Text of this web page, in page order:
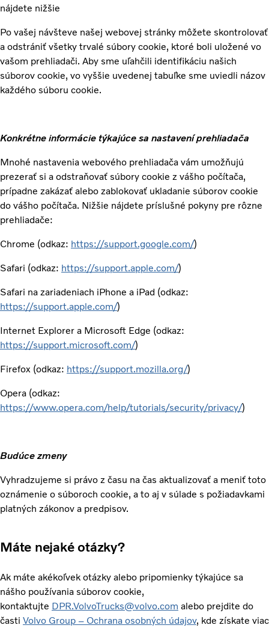
nájdete nižšie
Po vašej návšteve našej webovej stránky môžete skontrolovať
a odstrániť všetky trvalé súbory cookie, ktoré boli uložené vo
vašom prehliadači. Aby sme uľahčili identifikáciu našich
súborov cookie, vo vyššie uvedenej tabuľke sme uviedli názov
každého súboru cookie.
Konkrétne informácie týkajúce sa nastavení prehliadača
Mnohé nastavenia webového prehliadača vám umožňujú
prezerať si a odstraňovať súbory cookie z vášho počítača,
prípadne zakázať alebo zablokovať ukladanie súborov cookie
do vášho počítača. Nižšie nájdete príslušné pokyny pre rôzne
prehliadače:
Chrome (odkaz: https://support.google.com/)
Safari (odkaz: https://support.apple.com/)
Safari na zariadeniach iPhone a iPad (odkaz:
https://support.apple.com/)
Internet Explorer a Microsoft Edge (odkaz:
https://support.microsoft.com/)
Firefox (odkaz: https://support.mozilla.org/)
Opera (odkaz:
https://www.opera.com/help/tutorials/security/privacy/)
Budúce zmeny
Vyhradzujeme si právo z času na čas aktualizovať a meniť toto
oznámenie o súboroch cookie, a to aj v súlade s požiadavkami
platných zákonov a predpisov.
Máte nejaké otázky?
Ak máte akékoľvek otázky alebo pripomienky týkajúce sa
nášho používania súborov cookie,
kontaktujte DPR.VolvoTrucks@volvo.com alebo prejdite do
časti Volvo Group – Ochrana osobných údajov, kde získate viac